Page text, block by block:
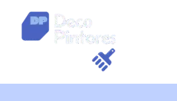
contenido